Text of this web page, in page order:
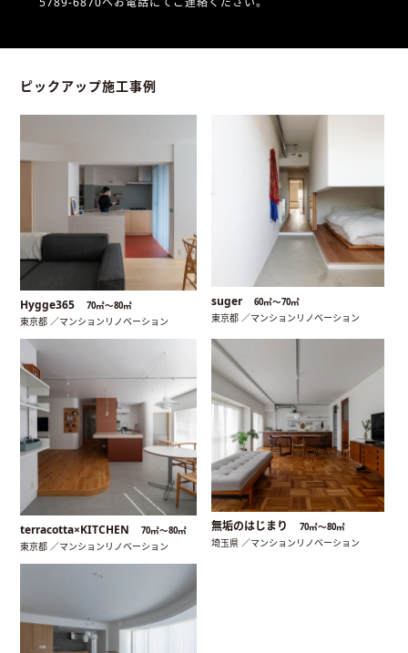
ピックアップ施工事例
Hygge365 70㎡〜80㎡
東京都 ／マンションリノベーション
suger 60㎡〜70㎡
東京都 ／マンションリノベーション
terracotta×KITCHEN 70㎡〜80㎡
東京都 ／マンションリノベーション
無垢のはじまり 70㎡〜80㎡
埼玉県 ／マンションリノベーション